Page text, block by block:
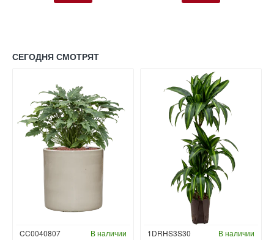
СЕГОДНЯ СМОТРЯТ
CC0040807 В наличии Гидропоника
1DRHS3S30 В наличии